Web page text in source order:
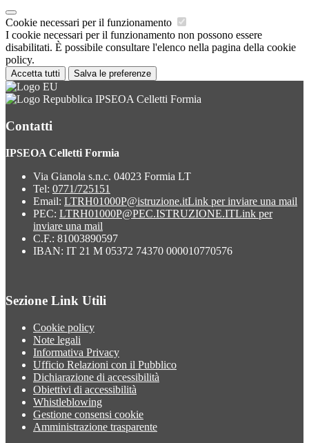
Cookie necessari per il funzionamento
I cookie necessari per il funzionamento non possono essere
disabilitati. È possibile consultare l'elenco nella pagina della cookie
policy.
Accetta tutti Salva le preferenze
IPSEOA Celletti Formia
Contatti
IPSEOA Celletti Formia
Via Gianola s.n.c. 04023 Formia LT
Tel: 0771/725151
Email: LTRH01000P@istruzione.itLink per inviare una mail
PEC: LTRH01000P@PEC.ISTRUZIONE.ITLink per
inviare una mail
C.F.: 81003890597
IBAN: IT 21 M 05372 74370 000010770576
Sezione Link Utili
Cookie policy
Note legali
Informativa Privacy
Ufficio Relazioni con il Pubblico
Dichiarazione di accessibilità
Obiettivi di accessibilità
Whistleblowing
Gestione consensi cookie
Amministrazione trasparente